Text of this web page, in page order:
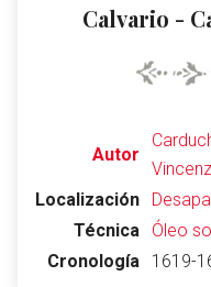
Calvario -
Autor
Localización
Técnica
Óleo
Cronología
1619-